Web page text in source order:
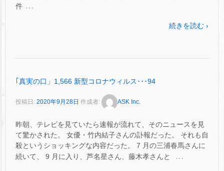
件 …
続きを読む ›
｢真実の口」1,566 新型コロナウィルス･･･94
投稿日: 2020年9月28日 作成者: ASK Inc.
昨朝、テレビを見ていたら速報が流れて、そのニュースを見
て驚かされた。 女優・竹内結子さんの訃報だった。 それも自
殺というショッキングな内容だった。 7 月の三浦春馬さんに
続いて、 9 月に入り、芦名星さん、藤木孝さんと
…